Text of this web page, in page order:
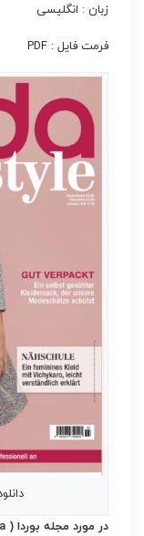
زبان : انگلیسی
فرمت فایل : PDF
در مورد مجله بوردا ( Burda )